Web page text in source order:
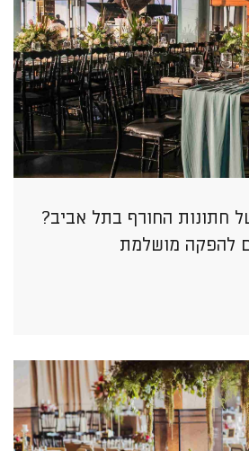
חתונות החורף בתל אביב?
להפקה מושלמת